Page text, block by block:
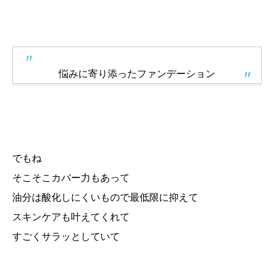
悩みに寄り添ったファンデーション
でもね
そこそこカバー力もあって
油分は酸化しにくいもので最低限に抑えて
スキンケアも叶えてくれて
すごくサラッとしていて